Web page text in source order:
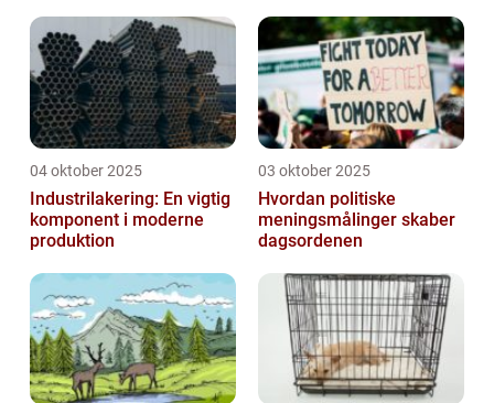
04 oktober 2025
Industrilakering: En vigtig
komponent i moderne
produktion
03 oktober 2025
Hvordan politiske
meningsmålinger skaber
dagsordenen